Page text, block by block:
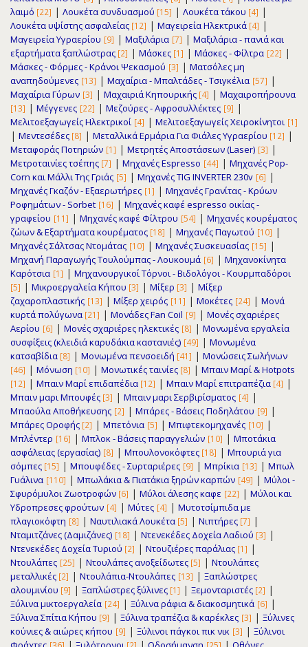
λαιμό [22] | Λουκέτα συνδυασμού [15] | Λουκέτα τάκου [4] |
Λουκέτα υψίστης ασφαλείας [12] | Μαγειρεία Ηλεκτρικά [4] |
Μαγειρεία Υγραερίου [9] | Μαξιλάρια [7] | Μαξιλάρια - πανιά και
εξαρτήματα ξαπλώστρας [2] | Μάσκες [1] | Μάσκες - Φίλτρα [22] |
Μάσκες - Φόρμες - Κράνοι Ψεκασμού [3] | Ματσόλες μη
αναπηδούμενες [13] | Μαχαίρια - Μπαλτάδες - Τσιγκέλια [57] |
Μαχαίρια Γύρων [3] | Μαχαιριά Κηπουρικής [4] | Μαχαιροπήρουνα
[13] | Μέγγενες [22] | Μεζούρες - Αφροσυλλέκτες [9] |
Μελιτοεξαγωγείς Ηλεκτρικοί [4] | Μελιτοεξαγωγείς Χειροκίνητοι [1]
| Μεντεσέδες [8] | Μεταλλικά Ερμάρια Για Φιάλες Υγραερίου [12] |
Μεταφοράς Ποτηριών [1] | Μετρητές Αποστάσεων (Laser) [3] |
Μετροταινίες τσέπης [7] | Μηχανές Espresso [44] | Μηχανές Pop-
Corn και Μάλλι Της Γριάς [5] | Μηχανές TIG INVERTER 230v [6] |
Μηχανές Γκαζόν - Εξαερωτήρες [1] | Μηχανές Γρανίτας - Κρύων
Ροφημάτων - Sorbet [16] | Μηχανές καφέ espresso οικίας -
γραφείου [11] | Μηχανές καφέ Φίλτρου [54] | Μηχανές κουρέματος
ζώων & Εξαρτήματα κουρέματος [18] | Μηχανές Παγωτού [10] |
Μηχανές Σάλτσας Ντομάτας [10] | Μηχανές Συσκευασίας [15] |
Μηχανή Παραγωγής Τουλούμπας - Λουκουμά [6] | Μηχανοκίνητα
Καρότσια [1] | Μηχανουργικοί Τόρνοι - Βιδολόγοι - Κουρμπαδόροι
[5] | Μικροεργαλεία Κήπου [3] | Μίξερ [3] | Μίξερ
ζαχαροπλαστικής [13] | Μίξερ χειρός [11] | Μοκέτες [24] | Μονά
κυρτά πολύγωνα [21] | Μονάδες Fan Coil [9] | Μονές σχαριέρες
Αερίου [6] | Μονές σχαριέρες ηλεκτικές [8] | Μονωμένα εργαλεία
συσφίξεις (κλειδιά καρυδάκια καστανιές) [49] | Μονωμένα
κατσαβίδια [8] | Μονωμένα πενσοειδή [41] | Μονώσεις Σωλήνων
[46] | Μόνωση [10] | Μονωτικές ταινίες [8] | Μπαιν Μαρί & Hotpots
[12] | Μπαιν Μαρί επιδαπέδια [12] | Μπαιν Μαρί επιτραπέζια [4] |
Μπαιν μαρι Μπουφές [3] | Μπαιν μαρι Σερβιρίσματος [4] |
Μπαούλα Αποθήκευσης [2] | Μπάρες - Βάσεις Ποδηλάτου [9] |
Μπάρες Οροφής [2] | Μπετόνια [5] | Μπιφτεκομηχανές [10] |
Μπλέντερ [16] | Μπλοκ - Βάσεις παραγγελιών [10] | Μποτάκια
ασφάλειας (εργασίας) [8] | Μπουλονοκόφτες [18] | Μπουριά για
σόμπες [15] | Μπουφέδες - Συρταριέρες [9] | Μπρίκια [13] | Μπωλ
Γυάλινα [110] | Μπωλάκια & Πιατάκια ξηρών καρπών [49] | Μύλοι -
Σφυρόμυλοι Ζωοτροφών [6] | Μύλοι άλεσης καφε [22] | Μύλοι και
Υδροπρεσες φρούτων [4] | Μύτες [4] | Μυτοτσίμπιδα με
πλαγιοκόφτη [8] | Ναυτιλιακά Λουκέτα [5] | Νιπτήρες [7] |
Νταμιτζάνες (Δαμιζάνες) [18] | Ντενεκέδες Δοχεία Λαδιού [3] |
Ντενεκέδες Δοχεία Τυριού [2] | Ντουζιέρες παράλιας [1] |
Ντουλάπες [25] | Ντουλάπες ανοξείδωτες [5] | Ντουλάπες
μεταλλικές [2] | Ντουλάπια-Ντουλάπες [13] | Ξαπλώστρες
αλουμινίου [9] | Ξαπλώστρες ξύλινες [1] | Ξεμονταριστές [2] |
Ξύλινα μικτοεργαλεία [24] | Ξύλινα ράφια & διακοσμητικά [6] |
Ξύλινα Σπίτια Κήπου [9] | Ξύλινα τραπέζια & καρέκλες [3] | Ξύλινες
κούνιες & αιώρες κήπου [9] | Ξύλινοι πάγκοι πικ νικ [3] | Ξύλινοι